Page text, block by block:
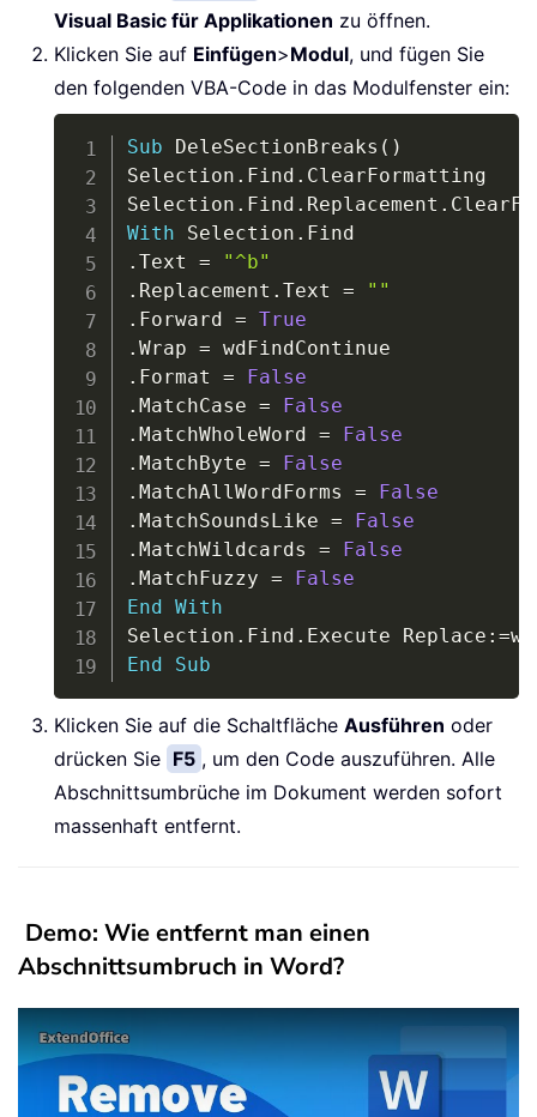
Visual Basic für Applikationen zu öffnen.
Klicken Sie auf Einfügen>Modul, und fügen Sie
den folgenden VBA-Code in das Modulfenster ein:
Sub DeleSectionBreaks ( )
Selection . Find . ClearFormatting
Selection . Find . Replacement .
With Selection .
. Text =
"^b"
. Replacement . Text =
""
. Forward = True
. Wrap =
. Format =
False
. MatchCase =
False
. MatchWholeWord =
False
. MatchByte =
False
. MatchAllWordForms =
False
. MatchSoundsLike =
False
. MatchWildcards =
False
. MatchFuzzy =
False
End With
Selection . Find . Execute Replace : =
End
Sub
Klicken Sie auf die Schaltfläche Ausführen oder
drücken Sie F5 , um den Code auszuführen. Alle
Abschnittsumbrüche im Dokument werden sofort
massenhaft entfernt.
Demo: Wie entfernt man einen
Abschnittsumbruch in Word?